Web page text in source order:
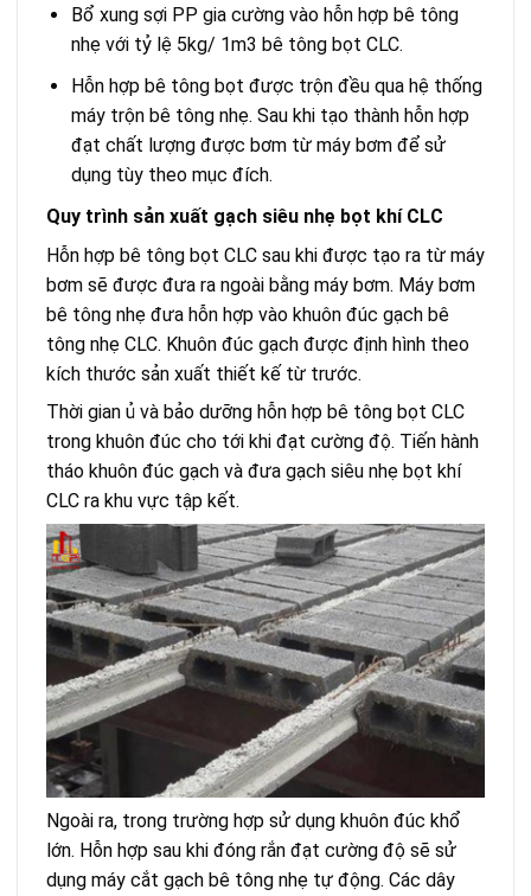
Bổ xung sợi PP gia cường vào hỗn hợp bê tông
nhẹ với tỷ lệ 5kg/ 1m3 bê tông bọt CLC.
Hỗn hợp bê tông bọt được trộn đều qua hệ thống
máy trộn bê tông nhẹ. Sau khi tạo thành hỗn hợp
đạt chất lượng được bơm từ máy bơm để sử
dụng tùy theo mục đích.
Quy trình sản xuất gạch siêu nhẹ bọt khí CLC
Hỗn hợp bê tông bọt CLC sau khi được tạo ra từ máy
bơm sẽ được đưa ra ngoài bằng máy bơm. Máy bơm
bê tông nhẹ đưa hỗn hợp vào khuôn đúc gạch bê
tông nhẹ CLC. Khuôn đúc gạch được định hình theo
kích thước sản xuất thiết kế từ trước.
Thời gian ủ và bảo dưỡng hỗn hợp bê tông bọt CLC
trong khuôn đúc cho tới khi đạt cường độ. Tiến hành
tháo khuôn đúc gạch và đưa gạch siêu nhẹ bọt khí
CLC ra khu vực tập kết.
Ngoài ra, trong trường hợp sử dụng khuôn đúc khổ
lớn. Hỗn hợp sau khi đóng rắn đạt cường độ sẽ sử
dụng máy cắt gạch bê tông nhẹ tự động. Các dây